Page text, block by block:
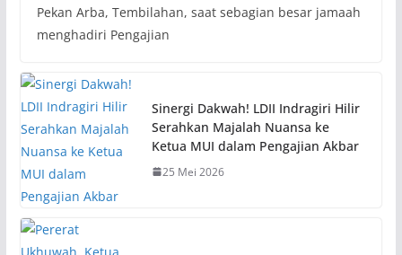
Pekan Arba, Tembilahan, saat sebagian besar jamaah
menghadiri Pengajian
Sinergi Dakwah! LDII Indragiri Hilir
Serahkan Majalah Nuansa ke
Ketua MUI dalam Pengajian Akbar
25 Mei 2026